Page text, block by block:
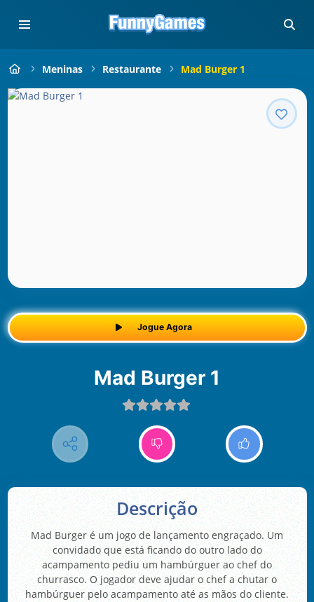
Meninas Restaurante Mad Burger 1
Jogue Agora
Mad Burger 1
Descrição
Mad Burger é um jogo de lançamento engraçado. Um
convidado que está ficando do outro lado do
acampamento pediu um hambúrguer ao chef do
churrasco. O jogador deve ajudar o chef a chutar o
hambúrguer pelo acampamento até as mãos do cliente.